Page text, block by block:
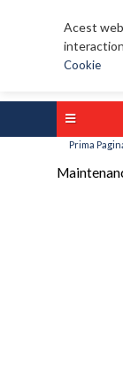
Acest
Cookie
Prima